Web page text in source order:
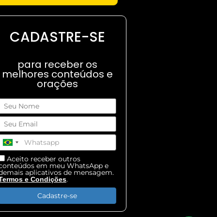
CADASTRE-SE
para receber os
melhores conteúdos e
orações
Aceito receber outros
em meu WhatsApp e
aplicativos de mensagem.
e Condições.
Cadastre-se